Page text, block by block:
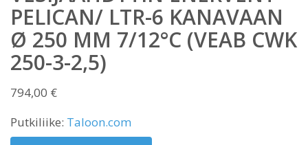
PELICAN/ LTR-6 KANAVAAN
Ø 250 MM 7/12°C (VEAB CWK
250-3-2,5)
794,00 €
Putkiliike: Taloon.com